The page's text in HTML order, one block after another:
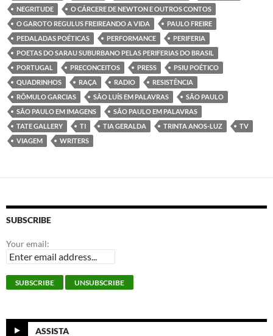
NEGRITUDE
O CÁRCERE DE NEWTON E OUTROS CONTOS
O GAROTO REGULUS FREIREANDO A VIDA
PAULO FREIRE
PEDALADAS POÉTICAS
PERFORMANCE
PERIFERIA
POETAS DO SARAU SUBURBANO PELAS PERIFERIAS DO BRASIL
PORTUGAL
PRECONCEITOS PRESS
PSIU POÉTICO
QUADRINHOS
RAÇA RADIO
RESISTÊNCIA
RÔMULO GARCIAS
SÃO LUÍS EM PALAVRAS
SÃO PAULO
SÃO PAULO EM IMAGENS
SÃO PAULO EM PALAVRAS
TATE GALLERY
TI TIA GERALDA TRINTA ANOS-LUZ
TV
VIAGEM
WRITERS
SUBSCRIBE
Your email:
ASSISTA